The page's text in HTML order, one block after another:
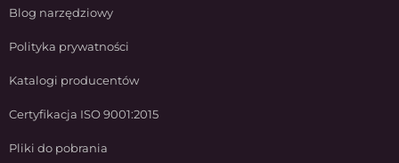
Blog narzędziowy
Polityka prywatności
Katalogi producentów
Certyfikacja ISO 9001:2015
Pliki do pobrania